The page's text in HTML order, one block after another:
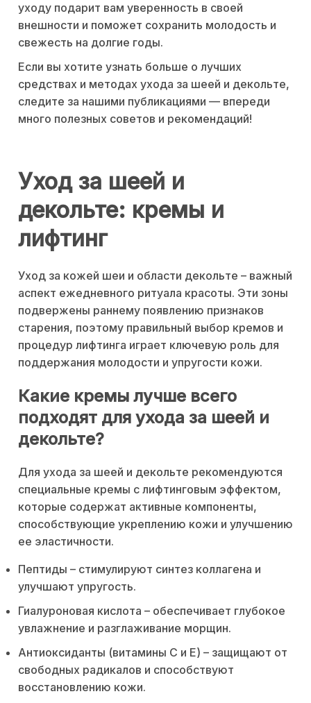
уходу подарит вам уверенность в своей
внешности и поможет сохранить молодость и
свежесть на долгие годы.
Если вы хотите узнать больше о лучших
средствах и методах ухода за шеей и декольте,
следите за нашими публикациями — впереди
много полезных советов и рекомендаций!
Уход за шеей и
декольте: кремы и
лифтинг
Уход за кожей шеи и области декольте – важный
аспект ежедневного ритуала красоты. Эти зоны
подвержены раннему появлению признаков
старения, поэтому правильный выбор кремов и
процедур лифтинга играет ключевую роль для
поддержания молодости и упругости кожи.
Какие кремы лучше всего
подходят для ухода за шеей и
декольте?
Для ухода за шеей и декольте рекомендуются
специальные кремы с лифтинговым эффектом,
которые содержат активные компоненты,
способствующие укреплению кожи и улучшению
ее эластичности.
Пептиды – стимулируют синтез коллагена и
улучшают упругость.
Гиалуроновая кислота – обеспечивает глубокое
увлажнение и разглаживание морщин.
Антиоксиданты (витамины C и E) – защищают от
свободных радикалов и способствуют
восстановлению кожи.